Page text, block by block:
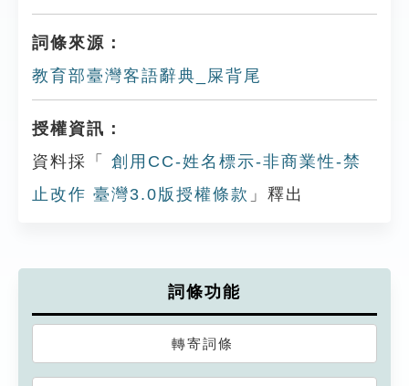
詞條來源：
教育部臺灣客語辭典_屎背尾
授權資訊：
資料採「
創用CC-姓名標示-非商業性-禁
止改作 臺灣3.0版授權條款 」釋出
詞條功能
轉寄詞條